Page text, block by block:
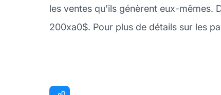
les ventes qu'ils génèrent eux-mêmes.
200xa0$. Pour plus de détails sur les